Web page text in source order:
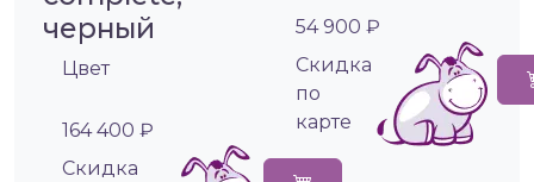
черный
Цвет
164 400 ₽
Cкидка
54 900 ₽
Cкидка
по
карте